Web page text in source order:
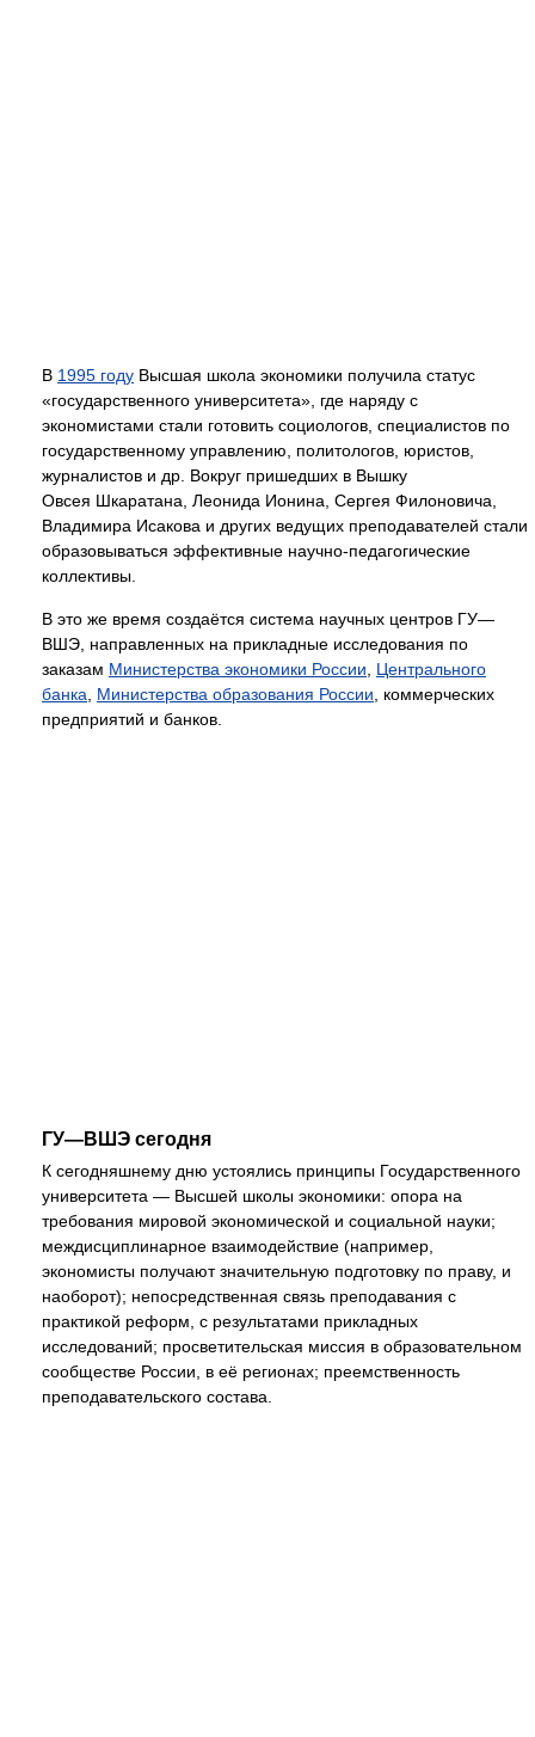
В 1995 году Высшая школа экономики получила статус
«государственного университета», где наряду с
экономистами стали готовить социологов, специалистов по
государственному управлению, политологов, юристов,
журналистов и др. Вокруг пришедших в Вышку
Овсея Шкаратана, Леонида Ионина, Сергея Филоновича,
Владимира Исакова и других ведущих преподавателей стали
образовываться эффективные научно-педагогические
коллективы.
В это же время создаётся система научных центров ГУ—
ВШЭ, направленных на прикладные исследования по
заказам Министерства экономики России
Центрального
банка
Министерства образования России , коммерческих
предприятий и банков.
ГУ—ВШЭ сегодня
К сегодняшнему дню устоялись принципы Государственного
университета — Высшей школы экономики: опора на
требования мировой экономической и социальной науки;
междисциплинарное взаимодействие (например,
экономисты получают значительную подготовку по праву, и
наоборот); непосредственная связь преподавания с
практикой реформ, с результатами прикладных
исследований; просветительская миссия в образовательном
сообществе России, в её регионах; преемственность
преподавательского состава.